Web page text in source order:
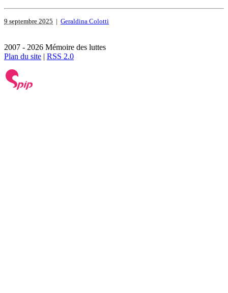
9 septembre 2025 | Geraldina Colotti
2007 - 2026 Mémoire des luttes
Plan du site | RSS 2.0